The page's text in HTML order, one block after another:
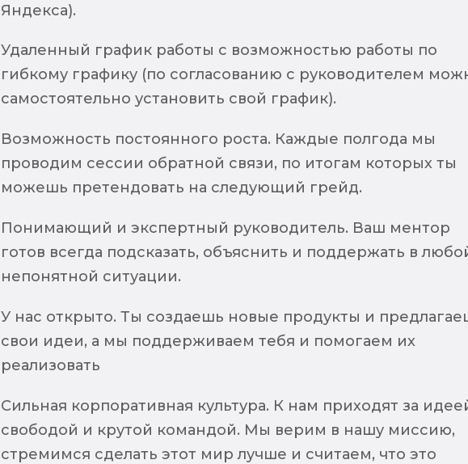
Яндекса).
Удаленный график работы с возможностью работы по
гибкому графику (по согласованию с руководителем
самостоятельно установить свой график).
Возможность постоянного роста. Каждые полгода мы
проводим сессии обратной связи, по итогам которых ты
можешь претендовать на следующий грейд.
Понимающий и экспертный руководитель. Ваш ментор
готов всегда подсказать, объяснить и поддержать в
непонятной ситуации.
У нас открыто. Ты создаешь новые продукты и
свои идеи, а мы поддерживаем тебя и помогаем их
реализовать
Сильная корпоративная культура. К нам приходят за
свободой и крутой командой. Мы верим в нашу миссию,
стремимся сделать этот мир лучше и считаем, что это